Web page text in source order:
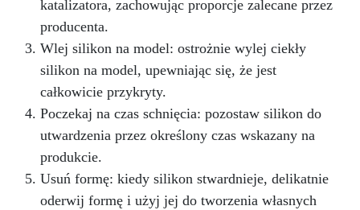
katalizatora, zachowując proporcje zalecane przez
producenta.
Wlej silikon na model: ostrożnie wylej ciekły
silikon na model, upewniając się, że jest
całkowicie przykryty.
Poczekaj na czas schnięcia: pozostaw silikon do
utwardzenia przez określony czas wskazany na
produkcie.
Usuń formę: kiedy silikon stwardnieje, delikatnie
oderwij formę i użyj jej do tworzenia własnych